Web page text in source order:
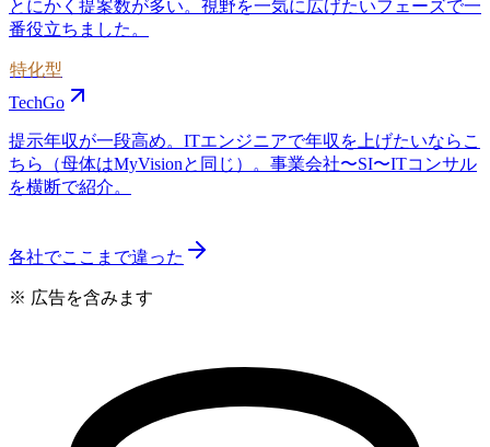
とにかく提案数が多い。視野を一気に広げたいフェーズで一
番役立ちました。
特化型
TechGo
提示年収が一段高め。ITエンジニアで年収を上げたいならこ
ちら（母体はMyVisionと同じ）。事業会社〜SI〜ITコンサル
を横断で紹介。
各社でここまで違った
※ 広告を含みます